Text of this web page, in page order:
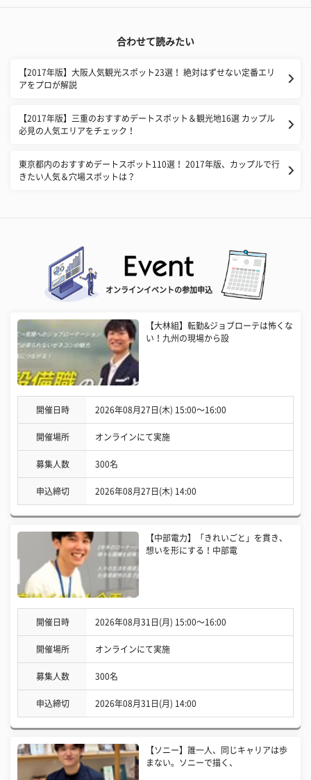
合わせて読みたい
【2017年版】大阪人気観光スポット23選！ 絶対はずせない定番エリ
アをプロが解説
【2017年版】三重のおすすめデートスポット＆観光地16選 カップル
必見の人気エリアをチェック！
東京都内のおすすめデートスポット110選！ 2017年版、カップルで行
きたい人気＆穴場スポットは？
オンラインイベントの参加申込
【大林組】転勤&ジョブローテは怖くな
い！九州の現場から設
開催日時 2026年08月27日(木) 15:00〜16:00
開催場所 オンラインにて実施
募集人数 300名
申込締切 2026年08月27日(木) 14:00
【中部電力】「きれいごと」を貫き、
想いを形にする！中部電
開催日時 2026年08月31日(月) 15:00〜16:00
開催場所 オンラインにて実施
募集人数 300名
申込締切 2026年08月31日(月) 14:00
【ソニー】誰一人、同じキャリアは歩
まない。ソニーで描く、